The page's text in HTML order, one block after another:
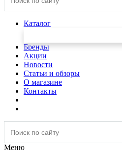
Каталог
Бренды
Акции
Новости
Статьи и обзоры
О магазине
Контакты
Меню